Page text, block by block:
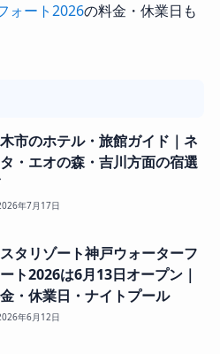
ォート2026の料金・休業日も
市のホテル・旅館ガイド｜ネ
・エオの森・吉川方面の宿選
年7月17日
タリゾート神戸ウォーターフ
ト2026は6月13日オープン｜
・休業日・ナイトプール
年6月12日